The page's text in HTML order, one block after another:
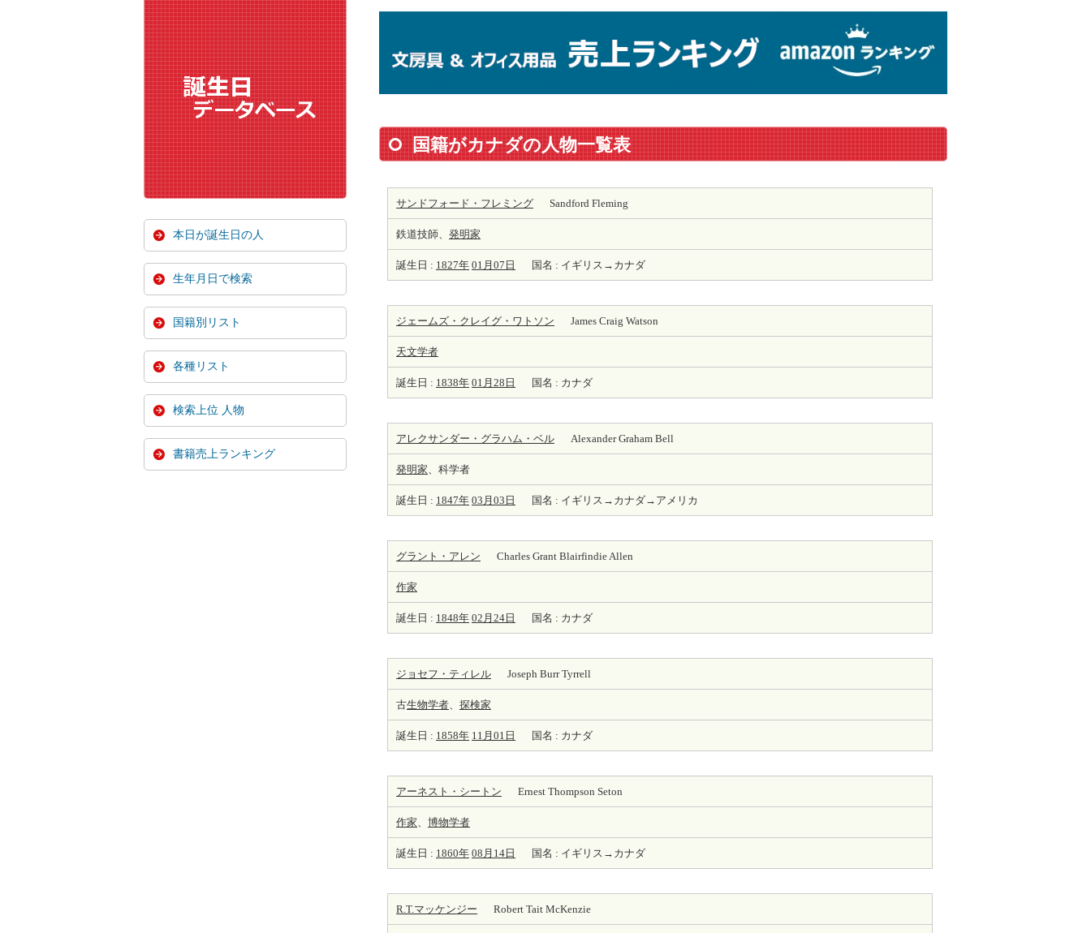
国籍がカナダの人物一覧表
サンドフォード・フレミング Sandford Fleming
鉄道技師、 発明家
誕生日 : 1827年 01月07日 国名 : イギリス→カナダ
ジェームズ・クレイグ・ワトソン James Craig Watson
天文学者
誕生日 : 1838年 01月28日 国名 : カナダ
アレクサンダー・グラハム・ベル Alexander Graham Bell
発明家、科学者
誕生日 : 1847年 03月03日 国名 : イギリス→カナダ→アメリカ
グラント・アレン Charles Grant Blairfindie Allen
作家
誕生日 : 1848年 02月24日 国名 : カナダ
ジョセフ・ティレル Joseph Burr Tyrrell
古生物学者、 探検家
誕生日 : 1858年 11月01日 国名 : カナダ
アーネスト・シートン Ernest Thompson Seton
作家、 博物学者
誕生日 : 1860年 08月14日 国名 : イギリス→カナダ
R.T.マッケンジー Robert Tait McKenzie
本日が誕生日の人
生年月日で検索
国籍別リスト
各種リスト
検索上位 人物
書籍売上ランキング